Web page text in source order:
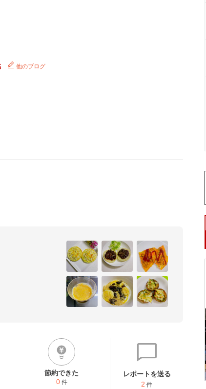
他のブログ
節約できた
0 件
レポートを送る
2 件